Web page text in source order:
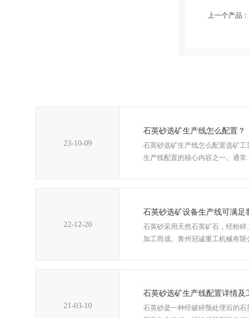
上一个产品：
23-10-09
石英砂选矿生产线怎么配置？
石英砂选矿生产线怎么配置​选矿
生产线配置的核心内容之一。通常
22-12-20
石英砂采用天然石英矿石，经粉
加工而成。青州冠诚重工机械有限
21-03-10
石英砂选矿生产线配置详情及
石英砂是一种经破碎预处理后的石